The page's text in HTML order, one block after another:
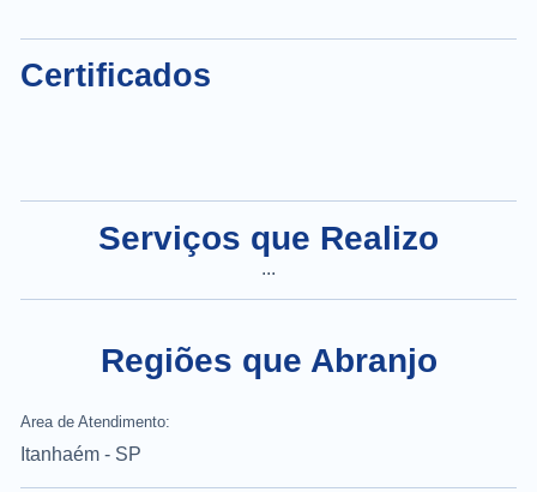
Certificados
Serviços que Realizo
...
Regiões que Abranjo
Area de Atendimento:
Itanhaém - SP